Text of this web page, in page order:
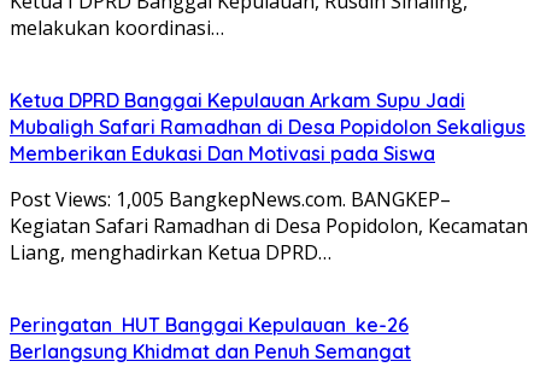
melakukan koordinasi…
Ketua DPRD Banggai Kepulauan Arkam Supu Jadi
Mubaligh Safari Ramadhan di Desa Popidolon Sekaligus
Memberikan Edukasi Dan Motivasi pada Siswa
Post Views: 1,005 BangkepNews.com. BANGKEP–
Kegiatan Safari Ramadhan di Desa Popidolon, Kecamatan
Liang, menghadirkan Ketua DPRD…
Peringatan HUT Banggai Kepulauan ke-26
Berlangsung Khidmat dan Penuh Semangat